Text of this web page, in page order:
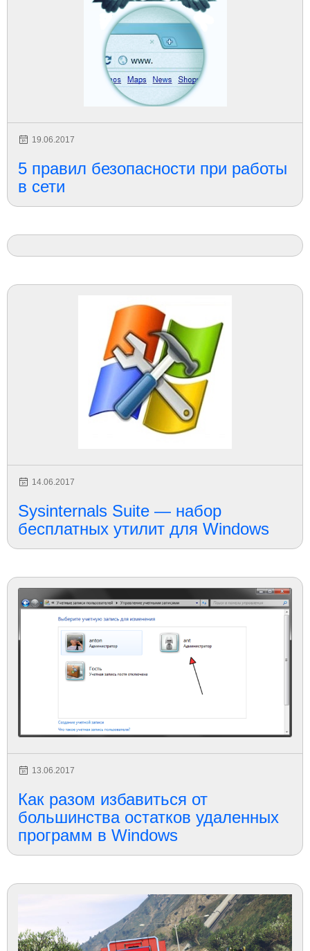
19.06.2017
5 правил безопасности при работы
в сети
14.06.2017
Sysinternals Suite — набор
бесплатных утилит для Windows
13.06.2017
Как разом избавиться от
большинства остатков удаленных
программ в Windows